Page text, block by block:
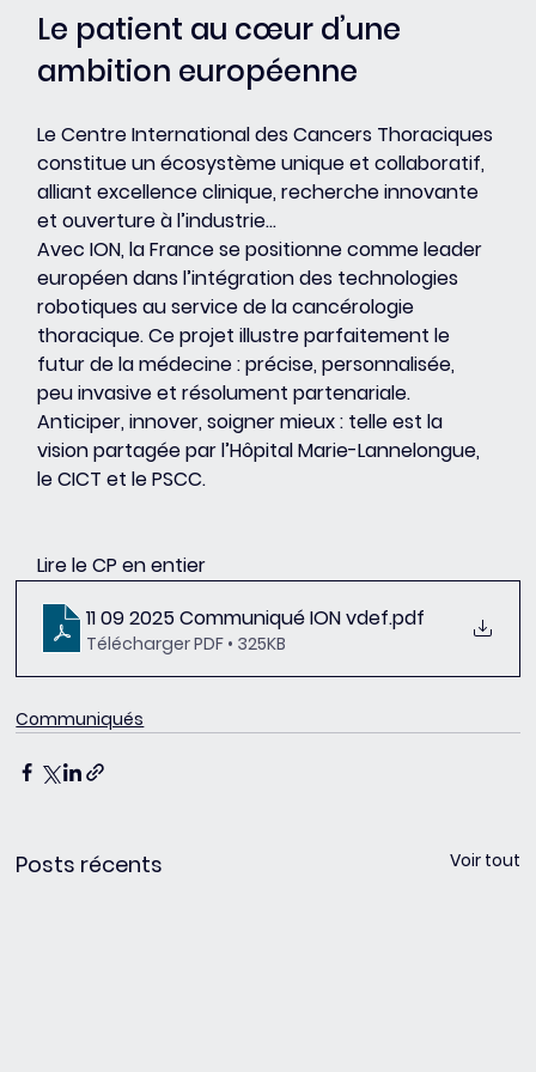
Le patient au cœur d’une
ambition européenne
Le Centre International des Cancers Thoraciques
constitue un écosystème unique et collaboratif,
alliant excellence clinique, recherche innovante
et ouverture à l’industrie...
Avec ION, la France se positionne comme leader
européen dans l’intégration des technologies
robotiques au service de la cancérologie
thoracique. Ce projet illustre parfaitement le
futur de la médecine : précise, personnalisée,
peu invasive et résolument partenariale.
Anticiper, innover, soigner mieux : telle est la
vision partagée par l’Hôpital Marie-Lannelongue,
le CICT et le PSCC.
Lire le CP en entier
11 09 2025 Communiqué ION vdef.pdf
Télécharger PDF • 325KB
Communiqués
Posts récents Voir tout